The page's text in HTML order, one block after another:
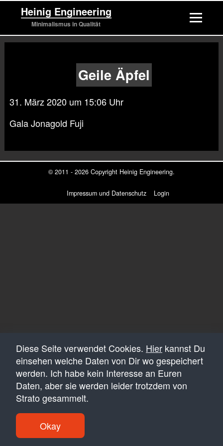
Heinig Engineering
Minimalismus in Qualität
Diese Seite verwendet Cookies. Hier kannst Du
einsehen welche Daten von Dir wo gespeichert
werden. Ich habe kein Interesse an Euren
Daten, aber sie werden leider trotzdem von
Strato gesammelt.
Okay
Geile Äpfel
31. März 2020 um 15:06 Uhr
Gala Jonagold Fuji
© 2011 - 2026 Copyright Heinig Engineering.
Impressum und Datenschutz Login